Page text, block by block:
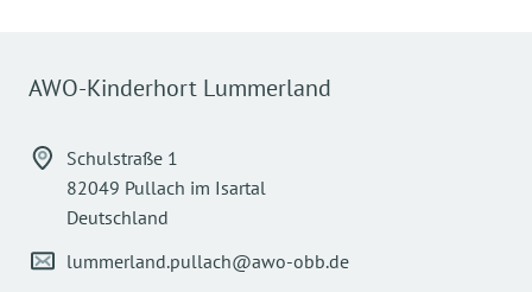
AWO-Kinderhort Lummerland
Schulstraße 1
82049 Pullach im Isartal
Deutschland
lummerland.pullach@awo-obb.de